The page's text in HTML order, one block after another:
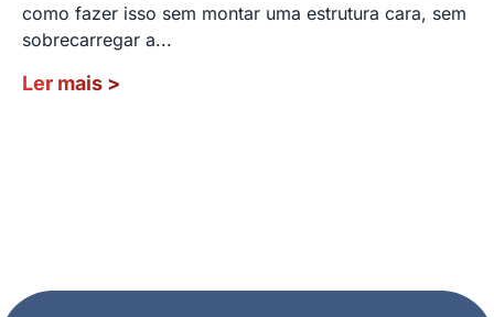
como fazer isso sem montar uma estrutura cara, sem
sobrecarregar a...
Ler mais >